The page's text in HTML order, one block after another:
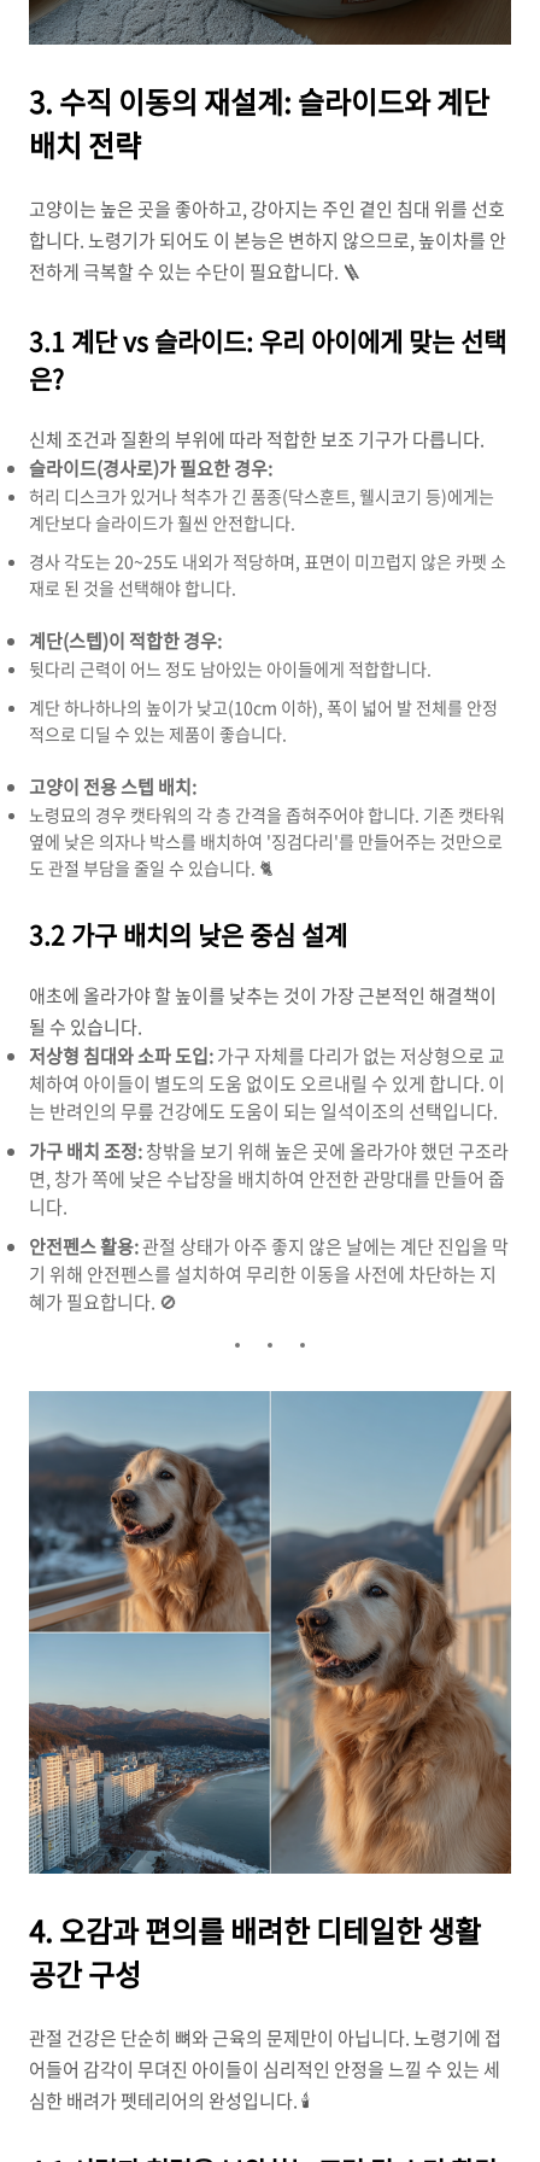
3. 수직 이동의 재설계: 슬라이드와 계단
배치 전략
고양이는 높은 곳을 좋아하고, 강아지는 주인 곁인 침대 위를 선호
합니다. 노령기가 되어도 이 본능은 변하지 않으므로, 높이차를 안
전하게 극복할 수 있는 수단이 필요합니다. 🪜
3.1 계단 vs 슬라이드: 우리 아이에게 맞는 선택
은?
신체 조건과 질환의 부위에 따라 적합한 보조 기구가 다릅니다.
슬라이드(경사로)가 필요한 경우:
허리 디스크가 있거나 척추가 긴 품종(닥스훈트, 웰시코기 등)에게는
계단보다 슬라이드가 훨씬 안전합니다.
경사 각도는 20~25도 내외가 적당하며, 표면이 미끄럽지 않은 카펫 소
재로 된 것을 선택해야 합니다.
계단(스텝)이 적합한 경우:
뒷다리 근력이 어느 정도 남아있는 아이들에게 적합합니다.
계단 하나하나의 높이가 낮고(10cm 이하), 폭이 넓어 발 전체를 안정
적으로 디딜 수 있는 제품이 좋습니다.
고양이 전용 스텝 배치:
노령묘의 경우 캣타워의 각 층 간격을 좁혀주어야 합니다. 기존 캣타워
옆에 낮은 의자나 박스를 배치하여 '징검다리'를 만들어주는 것만으로
도 관절 부담을 줄일 수 있습니다. 🐈
3.2 가구 배치의 낮은 중심 설계
애초에 올라가야 할 높이를 낮추는 것이 가장 근본적인 해결책이
될 수 있습니다.
저상형 침대와 소파 도입:가구 자체를 다리가 없는 저상형으로 교
체하여 아이들이 별도의 도움 없이도 오르내릴 수 있게 합니다. 이
는 반려인의 무릎 건강에도 도움이 되는 일석이조의 선택입니다.
가구 배치 조정:창밖을 보기 위해 높은 곳에 올라가야 했던 구조라
면, 창가 쪽에 낮은 수납장을 배치하여 안전한 관망대를 만들어 줍
니다.
안전펜스 활용:관절 상태가 아주 좋지 않은 날에는 계단 진입을 막
기 위해 안전펜스를 설치하여 무리한 이동을 사전에 차단하는 지
혜가 필요합니다. 🚫
4. 오감과 편의를 배려한 디테일한 생활
공간 구성
관절 건강은 단순히 뼈와 근육의 문제만이 아닙니다. 노령기에 접
어들어 감각이 무뎌진 아이들이 심리적인 안정을 느낄 수 있는 세
심한 배려가 펫테리어의 완성입니다. 🕯️